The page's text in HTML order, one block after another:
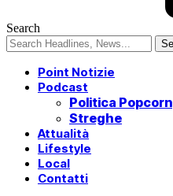
Search
Point Notizie
Podcast
Politica Popcorn
Streghe
Attualità
Lifestyle
Local
Contatti